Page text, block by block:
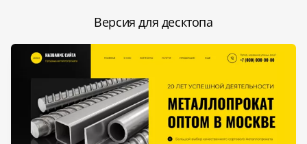
Версия для десктопа